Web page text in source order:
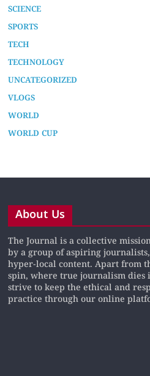
SCIENCE
SPORTS
TECH
TECHNOLOGY
UNCATEGORIZED
VLOGS
WORLD
WORLD CUP
About Us
The Journal is a collective
by a group of aspiring
hyper-local content. Apart from
spin, where true journalism dies
strive to keep the ethical and
practice through our online